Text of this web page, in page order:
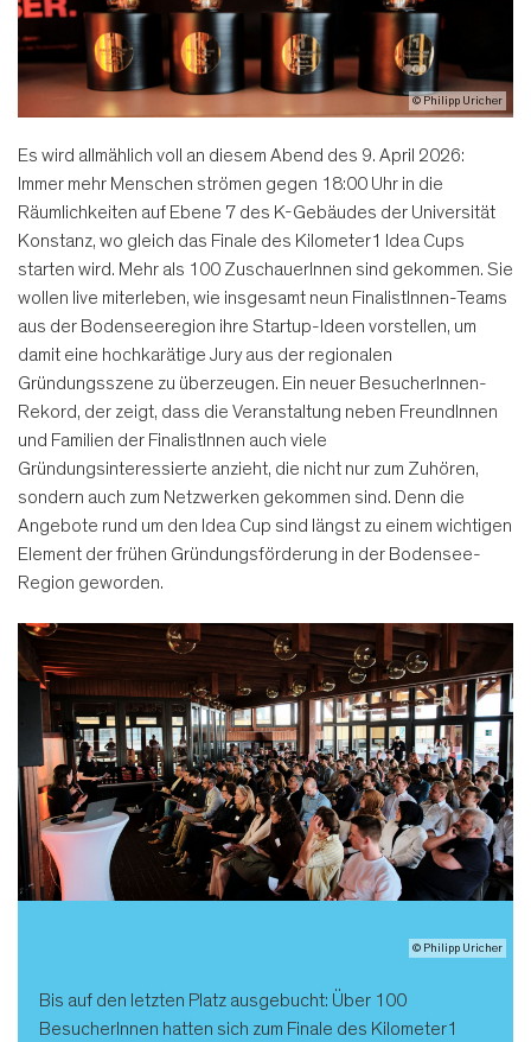
© Philipp Uricher
Es wird allmählich voll an diesem Abend des 9. April 2026:
Immer mehr Menschen strömen gegen 18:00 Uhr in die
Räumlichkeiten auf Ebene 7 des K-Gebäudes der Universität
Konstanz, wo gleich das Finale des Kilometer1 Idea Cups
starten wird. Mehr als 100 ZuschauerInnen sind gekommen. Sie
wollen live miterleben, wie insgesamt neun FinalistInnen-Teams
aus der Bodenseeregion ihre Startup-Ideen vorstellen, um
damit eine hochkarätige Jury aus der regionalen
Gründungsszene zu überzeugen. Ein neuer BesucherInnen-
Rekord, der zeigt, dass die Veranstaltung neben FreundInnen
und Familien der FinalistInnen auch viele
Gründungsinteressierte anzieht, die nicht nur zum Zuhören,
sondern auch zum Netzwerken gekommen sind. Denn die
Angebote rund um den Idea Cup sind längst zu einem wichtigen
Element der frühen Gründungsförderung in der Bodensee-
Region geworden.
© Philipp Uricher
Bis auf den letzten Platz ausgebucht: Über 100
BesucherInnen hatten sich zum Finale des Kilometer1